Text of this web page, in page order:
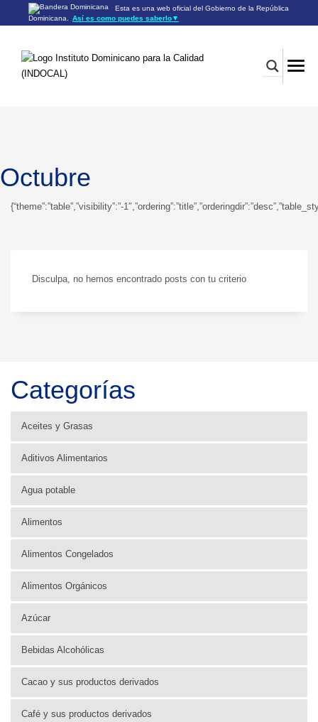
Esta es una web oficial del Gobierno de la República
Dominicana.
Así es como puedes saberlo▼
Los sitios web oficiales utilizan .gob.do o .gov.do
Los sitios web oficiales .gob.do o .gov.do seguros utilizan
HTTPS
Octubre
{“theme”:”table”,”visibility”:”-
Disculpa, no hemos encontrado posts con tu criterio
Categorías
Aceites y Grasas
Aditivos Alimentarios
Agua potable
Alimentos
Alimentos Congelados
Alimentos Orgánicos
Azúcar
Bebidas Alcohólicas
Cacao y sus productos derivados
Café y sus productos derivados